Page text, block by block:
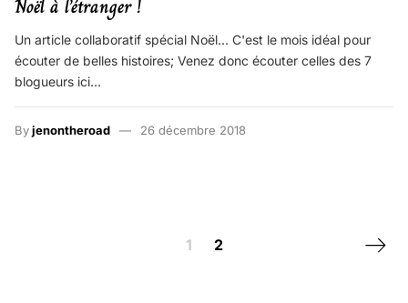
Noël à l’étranger !
Un article collaboratif spécial Noël... C'est le mois idéal pour
écouter de belles histoires; Venez donc écouter celles des 7
blogueurs ici…
Byjenontheroad 26 décembre 2018
1 2 Next